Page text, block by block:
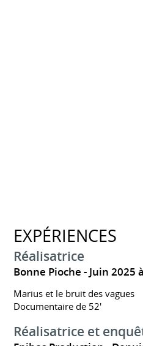
EXPÉRIENCES
Réalisatrice
Bonne Pioche Juin 2025
Marius et le bruit des vagues
Documentaire de 52'
Réalisatrice et